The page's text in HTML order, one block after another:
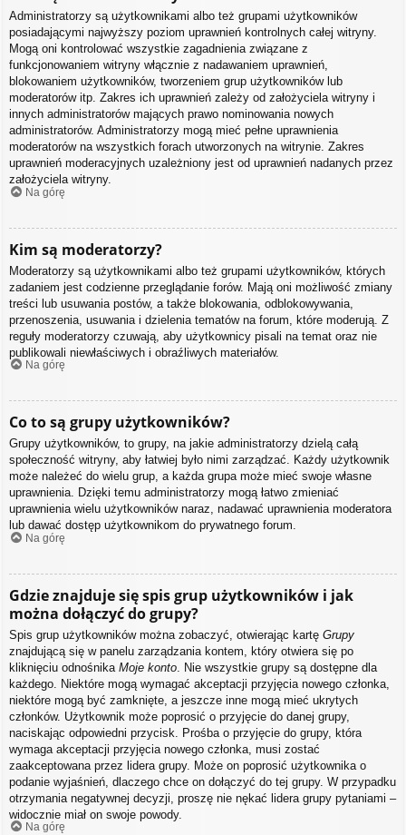
Administratorzy są użytkownikami albo też grupami użytkowników
posiadającymi najwyższy poziom uprawnień kontrolnych całej witryny.
Mogą oni kontrolować wszystkie zagadnienia związane z
funkcjonowaniem witryny włącznie z nadawaniem uprawnień,
blokowaniem użytkowników, tworzeniem grup użytkowników lub
moderatorów itp. Zakres ich uprawnień zależy od założyciela witryny i
innych administratorów mających prawo nominowania nowych
administratorów. Administratorzy mogą mieć pełne uprawnienia
moderatorów na wszystkich forach utworzonych na witrynie. Zakres
uprawnień moderacyjnych uzależniony jest od uprawnień nadanych przez
założyciela witryny.
Na górę
Kim są moderatorzy?
Moderatorzy są użytkownikami albo też grupami użytkowników, których
zadaniem jest codzienne przeglądanie forów. Mają oni możliwość zmiany
treści lub usuwania postów, a także blokowania, odblokowywania,
przenoszenia, usuwania i dzielenia tematów na forum, które moderują. Z
reguły moderatorzy czuwają, aby użytkownicy pisali na temat oraz nie
publikowali niewłaściwych i obraźliwych materiałów.
Na górę
Co to są grupy użytkowników?
Grupy użytkowników, to grupy, na jakie administratorzy dzielą całą
społeczność witryny, aby łatwiej było nimi zarządzać. Każdy użytkownik
może należeć do wielu grup, a każda grupa może mieć swoje własne
uprawnienia. Dzięki temu administratorzy mogą łatwo zmieniać
uprawnienia wielu użytkowników naraz, nadawać uprawnienia moderatora
lub dawać dostęp użytkownikom do prywatnego forum.
Na górę
Gdzie znajduje się spis grup użytkowników i jak
można dołączyć do grupy?
Spis grup użytkowników można zobaczyć, otwierając kartę Grupy
znajdującą się w panelu zarządzania kontem, który otwiera się po
kliknięciu odnośnika Moje konto . Nie wszystkie grupy są dostępne dla
każdego. Niektóre mogą wymagać akceptacji przyjęcia nowego członka,
niektóre mogą być zamknięte, a jeszcze inne mogą mieć ukrytych
członków. Użytkownik może poprosić o przyjęcie do danej grupy,
naciskając odpowiedni przycisk. Prośba o przyjęcie do grupy, która
wymaga akceptacji przyjęcia nowego członka, musi zostać
zaakceptowana przez lidera grupy. Może on poprosić użytkownika o
podanie wyjaśnień, dlaczego chce on dołączyć do tej grupy. W przypadku
otrzymania negatywnej decyzji, proszę nie nękać lidera grupy pytaniami –
widocznie miał on swoje powody.
Na górę